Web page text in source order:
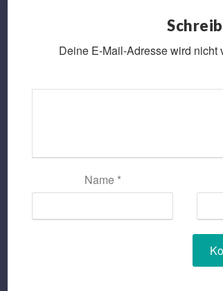
Deine E-Mail-Adresse wird nicht
Name *